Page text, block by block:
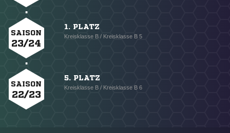
SAISON
23/24
1. PLATZ
Kreisklasse B / Kreisklasse B 5
SAISON
22/23
5. PLATZ
Kreisklasse B / Kreisklasse B 6